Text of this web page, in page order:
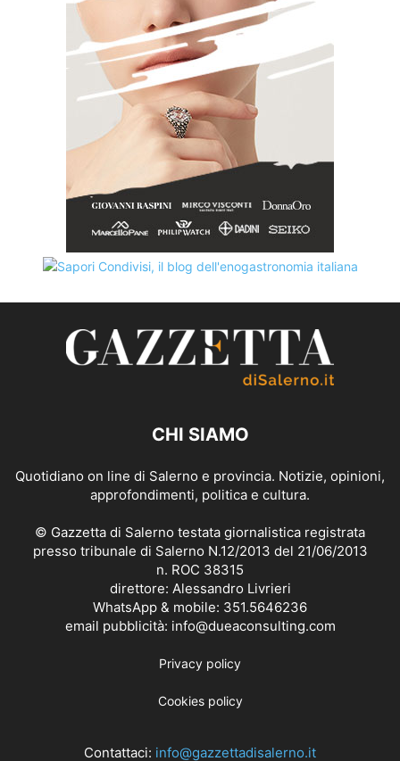
CHI SIAMO
Quotidiano on line di Salerno e provincia. Notizie, opinioni,
approfondimenti, politica e cultura.
© Gazzetta di Salerno testata giornalistica registrata
presso tribunale di Salerno N.12/2013 del 21/06/2013
n. ROC 38315
direttore: Alessandro Livrieri
WhatsApp & mobile: 351.5646236
email pubblicità: info@dueaconsulting.com
Privacy policy
Cookies policy
Contattaci: info@gazzettadisalerno.it